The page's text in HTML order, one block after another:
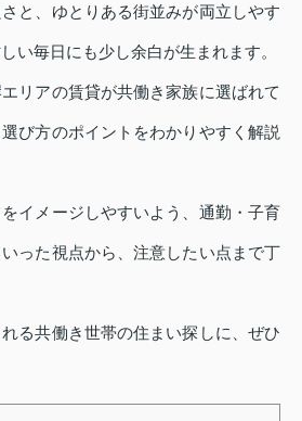
と、ゆとりある街並みが両立しやす
い毎日にも少し余白が生まれます。
リアの賃貸が共働き家族に選ばれて
び方のポイントをわかりやすく解説
イメージしやすいよう、通勤・子育
った視点から、注意したい点まで丁
る共働き世帯の住まい探しに、ぜひ